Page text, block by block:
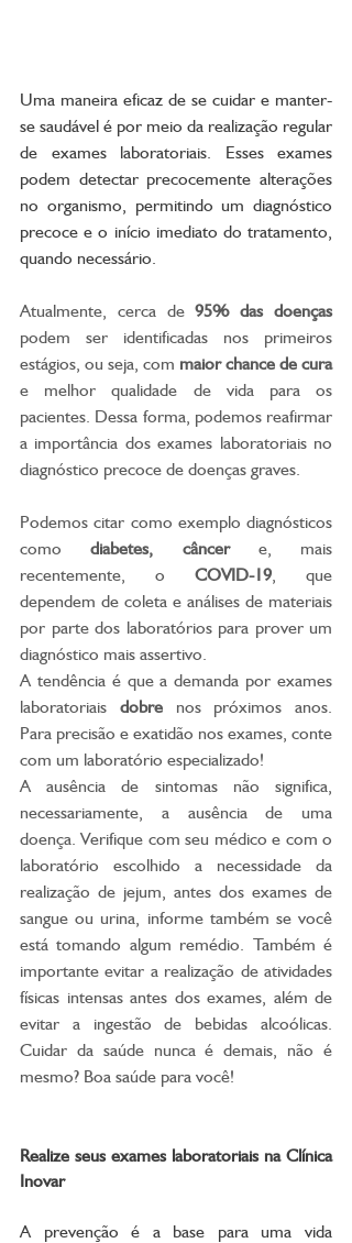
Uma maneira eficaz de se cuidar e manter-
se saudável é por meio da realização regular
de exames laboratoriais. Esses exames
podem detectar precocemente alterações
no organismo, permitindo um diagnóstico
precoce e o início imediato do tratamento,
quando necessário.
Atualmente, cerca de 95% das doenças
podem ser identificadas nos primeiros
estágios, ou seja, com maior chance de cura
e melhor qualidade de vida para os
pacientes. Dessa forma, podemos reafirmar
a importância dos exames laboratoriais no
diagnóstico precoce de doenças graves.
Podemos citar como exemplo diagnósticos
como diabetes, câncer e, mais
recentemente, o COVID-19 , que
dependem de coleta e análises de materiais
por parte dos laboratórios para prover um
diagnóstico mais assertivo.
A tendência é que a demanda por exames
laboratoriais dobre nos próximos anos.
Para precisão e exatidão nos exames, conte
com um laboratório especializado!
A ausência de sintomas não significa,
necessariamente, a ausência de uma
doença. Verifique com seu médico e com o
laboratório escolhido a necessidade da
realização de jejum, antes dos exames de
sangue ou urina, informe também se você
está tomando algum remédio. Também é
importante evitar a realização de atividades
físicas intensas antes dos exames, além de
evitar a ingestão de bebidas alcoólicas.
Cuidar da saúde nunca é demais, não é
mesmo? Boa saúde para você!
Realize seus exames laboratoriais na Clínica
Inovar
A prevenção é a base para uma vida